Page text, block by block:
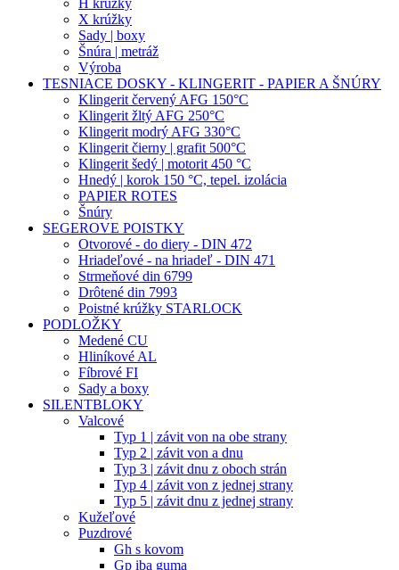
X krúžky
Sady | boxy
Šnúra | metráž
Výroba
TESNIACE DOSKY - KLINGERIT - PAPIER A ŠNÚRY
Klingerit červený AFG 150°C
Klingerit žltý AFG 250°C
Klingerit modrý AFG 330°C
Klingerit čierny | grafit 500°C
Klingerit šedý | motorit 450 °C
Hnedý | korok 150 °C, tepel. izolácia
PAPIER ROTES
Šnúry
SEGEROVE POISTKY
Otvorové - do diery - DIN 472
Hriadeľové - na hriadeľ - DIN 471
Strmeňové din 6799
Drôtené din 7993
Poistné krúžky STARLOCK
PODLOŽKY
Medené CU
Hliníkové AL
Fíbrové FI
Sady a boxy
SILENTBLOKY
Valcové
Typ 1 | závit von na obe strany
Typ 2 | závit von a dnu
Typ 3 | závit dnu z oboch strán
Typ 4 | závit von z jednej strany
Typ 5 | závit dnu z jednej strany
Kužeľové
Puzdrové
Gh s kovom
Gp iba guma